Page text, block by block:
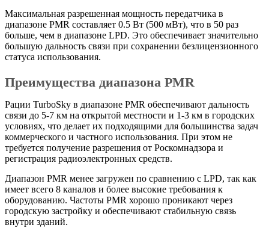
Максимальная разрешенная мощность передатчика в
диапазоне PMR составляет 0.5 Вт (500 мВт), что в 50 раз
больше, чем в диапазоне LPD. Это обеспечивает значительно
большую дальность связи при сохранении безлицензионного
статуса использования.
Преимущества диапазона PMR
Рации TurboSky в диапазоне PMR обеспечивают дальность
связи до 5-7 км на открытой местности и 1-3 км в городских
условиях, что делает их подходящими для большинства задач
коммерческого и частного использования. При этом не
требуется получение разрешения от Роскомнадзора и
регистрация радиоэлектронных средств.
Диапазон PMR менее загружен по сравнению с LPD, так как
имеет всего 8 каналов и более высокие требования к
оборудованию. Частоты PMR хорошо проникают через
городскую застройку и обеспечивают стабильную связь
внутри зданий.